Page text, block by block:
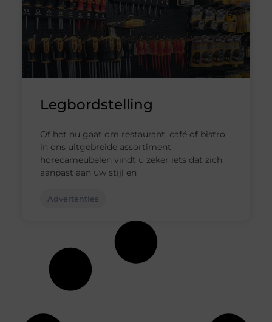
Legbordstelling
Of het nu gaat om restaurant, café of bistro,
in ons uitgebreide assortiment
horecameubelen vindt u zeker iets dat zich
aanpast aan uw stijl en
Advertenties